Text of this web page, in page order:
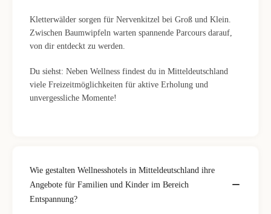
Kletterwälder sorgen für Nervenkitzel bei Groß und Klein.
Zwischen Baumwipfeln warten spannende Parcours darauf,
von dir entdeckt zu werden.
Du siehst: Neben Wellness findest du in Mitteldeutschland
viele Freizeitmöglichkeiten für aktive Erholung und
unvergessliche Momente!
Wie gestalten Wellnesshotels in Mitteldeutschland ihre
Angebote für Familien und Kinder im Bereich
Entspannung?